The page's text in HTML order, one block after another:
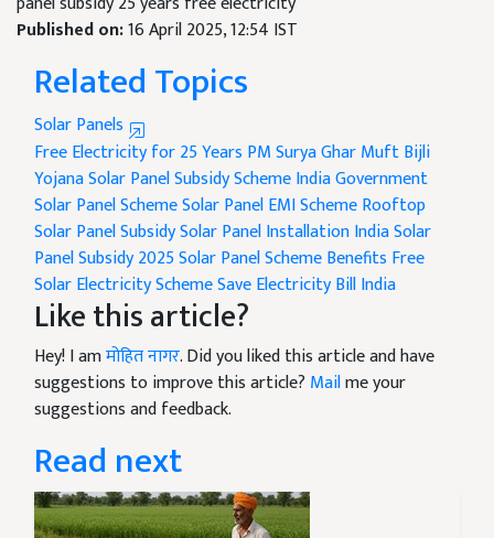
Published on:16 April 2025, 12:54 IST
Related Topics
Solar Panels
Free Electricity for 25 Years PM Surya Ghar Muft Bijli
YojanaSolar Panel Subsidy Scheme IndiaGovernment
Solar Panel SchemeSolar Panel EMI SchemeRooftop
Solar Panel SubsidySolar Panel Installation IndiaSolar
Panel Subsidy 2025Solar Panel Scheme Benefits Free
Solar Electricity SchemeSave Electricity Bill India
Like this article?
Hey! I amमोहित नागर. Did you liked this article and have
suggestions to improve this article? Mailme your
suggestions and feedback.
Read next